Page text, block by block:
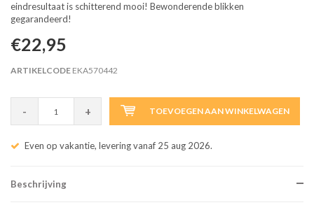
eindresultaat is schitterend mooi! Bewonderende blikken
gegarandeerd!
€22,95
ARTIKELCODE EKA570442
- + TOEVOEGEN AAN WINKELWAGEN
Even op vakantie, levering vanaf 25 aug 2026.
Beschrijving